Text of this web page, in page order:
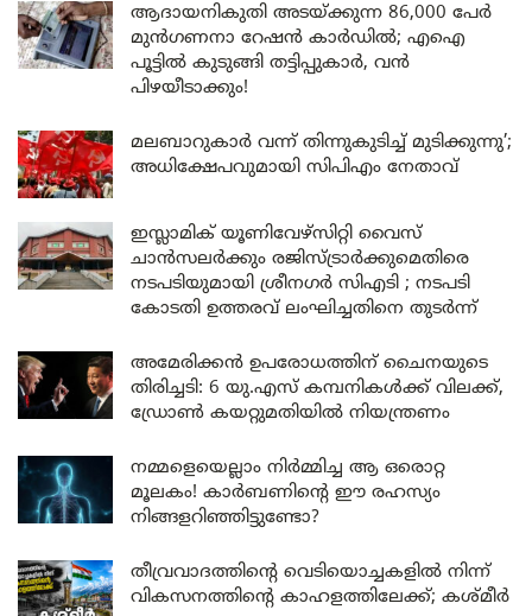
ആദായനികുതി അടയ്ക്കുന്ന 86,000 പേർ
മുൻഗണനാ റേഷൻ കാർഡിൽ; എഐ
പൂട്ടിൽ കുടുങ്ങി തട്ടിപ്പുകാർ, വൻ
പിഴയീടാക്കും!
മലബാറുകാർ വന്ന് തിന്നുകുടിച്ച് മുടിക്കുന്നു’;
അധിക്ഷേപവുമായി സിപിഎം നേതാവ്
ഇസ്ലാമിക് യൂണിവേഴ്സിറ്റി വൈസ്
ചാൻസലർക്കും രജിസ്ട്രാർക്കുമെതിരെ
നടപടിയുമായി ശ്രീനഗർ സിഎടി ; നടപടി
കോടതി ഉത്തരവ് ലംഘിച്ചതിനെ തുടർന്ന്
അമേരിക്കൻ ഉപരോധത്തിന് ചൈനയുടെ
തിരിച്ചടി: 6 യു.എസ് കമ്പനികൾക്ക് വിലക്ക്,
ഡ്രോൺ കയറ്റുമതിയിൽ നിയന്ത്രണം
നമ്മളെയെല്ലാം നിർമ്മിച്ച ആ ഒരൊറ്റ
മൂലകം! കാർബണിന്റെ ഈ രഹസ്യം
നിങ്ങളറിഞ്ഞിട്ടുണ്ടോ?
തീവ്രവാദത്തിന്റെ വെടിയൊച്ചകളിൽ നിന്ന്
വികസനത്തിന്റെ കാഹളത്തിലേക്ക്; കശ്മീർ